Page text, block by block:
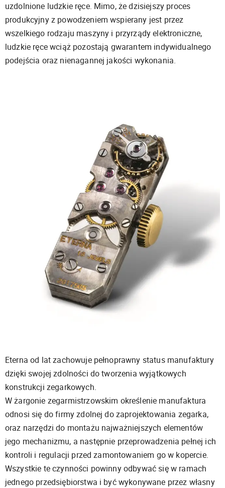
uzdolnione ludzkie ręce. Mimo, że dzisiejszy proces
produkcyjny z powodzeniem wspierany jest przez
wszelkiego rodzaju maszyny i przyrządy elektroniczne,
ludzkie ręce wciąż pozostają gwarantem indywidualnego
podejścia oraz nienagannej jakości wykonania.
Eterna od lat zachowuje pełnoprawny status manufaktury
dzięki swojej zdolności do tworzenia wyjątkowych
konstrukcji zegarkowych.
W żargonie zegarmistrzowskim określenie manufaktura
odnosi się do firmy zdolnej do zaprojektowania zegarka,
oraz narzędzi do montażu najważniejszych elementów
jego mechanizmu, a następnie przeprowadzenia pełnej ich
kontroli i regulacji przed zamontowaniem go w kopercie.
Wszystkie te czynności powinny odbywać się w ramach
jednego przedsiębiorstwa i być wykonywane przez własny